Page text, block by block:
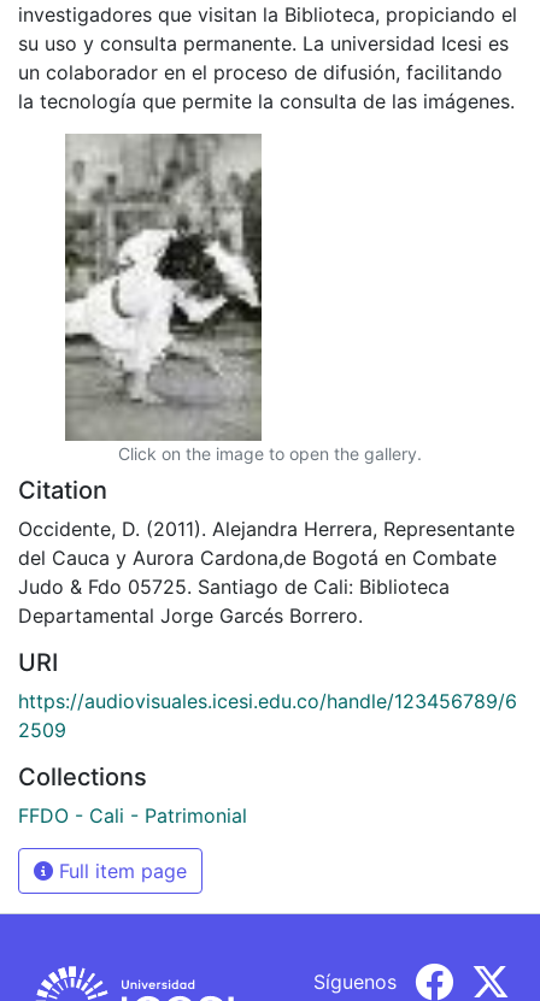
investigadores que visitan la Biblioteca, propiciando el
su uso y consulta permanente. La universidad Icesi es
un colaborador en el proceso de difusión, facilitando
la tecnología que permite la consulta de las imágenes.
Click on the image to open the gallery.
Citation
Occidente, D. (2011). Alejandra Herrera, Representante
del Cauca y Aurora Cardona,de Bogotá en Combate
Judo & Fdo 05725. Santiago de Cali: Biblioteca
Departamental Jorge Garcés Borrero.
URI
https://audiovisuales.icesi.edu.co/handle/123456789/6
2509
Collections
FFDO - Cali - Patrimonial
Full item page
Síguenos